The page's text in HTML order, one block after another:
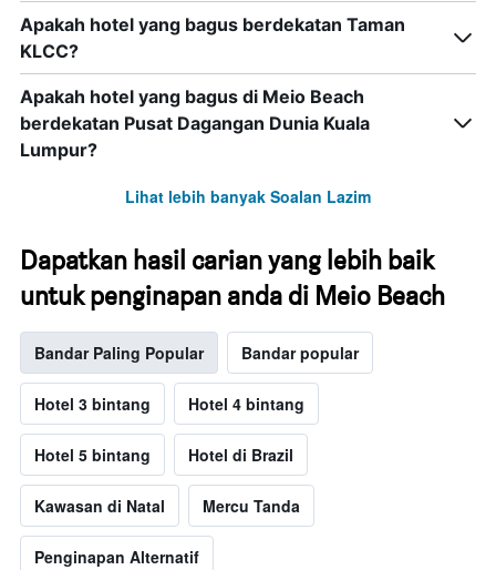
Apakah hotel yang bagus berdekatan Taman
KLCC?
Apakah hotel yang bagus di Meio Beach
berdekatan Pusat Dagangan Dunia Kuala
Lumpur?
Lihat lebih banyak Soalan Lazim
Dapatkan hasil carian yang lebih baik
untuk penginapan anda di Meio Beach
Bandar Paling Popular Bandar popular
Hotel 3 bintang Hotel 4 bintang
Hotel 5 bintang Hotel di Brazil
Kawasan di Natal Mercu Tanda
Penginapan Alternatif